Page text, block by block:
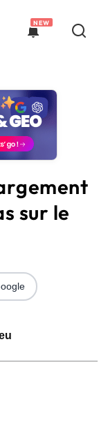
NEW
sur le